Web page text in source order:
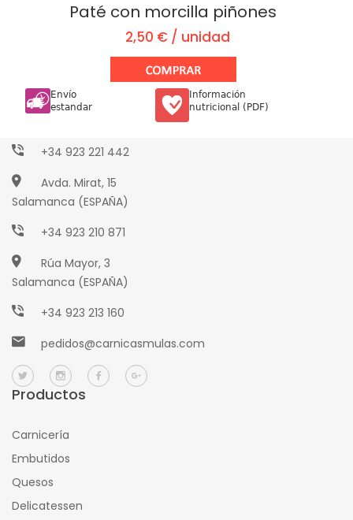
Paté con morcilla piñones
2,50 € / unidad
Envío
estandar
Información
nutricional (PDF)
Paseo Torres Villarroel, 2
+34 923 221 442
Avda. Mirat, 15
Salamanca (ESPAÑA)
+34 923 210 871
Rúa Mayor, 3
Salamanca (ESPAÑA)
+34 923 213 160
pedidos@carnicasmulas.com
Productos
Carnicería
Embutidos
Quesos
Delicatessen